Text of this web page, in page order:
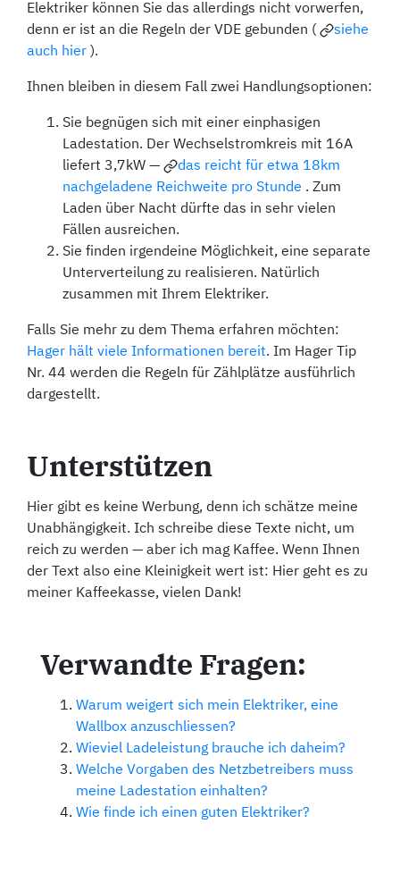
Elektriker können Sie das allerdings nicht vorwerfen,
denn er ist an die Regeln der VDE gebunden (
siehe
auch hier ).
Ihnen bleiben in diesem Fall zwei Handlungsoptionen:
Sie begnügen sich mit einer einphasigen
Ladestation. Der Wechselstromkreis mit 16A
liefert 3,7kW —
das reicht für etwa 18km
nachgeladene Reichweite pro Stunde . Zum
Laden über Nacht dürfte das in sehr vielen
Fällen ausreichen.
Sie finden irgendeine Möglichkeit, eine separate
Unterverteilung zu realisieren. Natürlich
zusammen mit Ihrem Elektriker.
Falls Sie mehr zu dem Thema erfahren möchten:
Hager hält viele Informationen bereit. Im Hager Tip
Nr. 44 werden die Regeln für Zählplätze ausführlich
dargestellt.
Unterstützen
Hier gibt es keine Werbung, denn ich schätze meine
Unabhängigkeit. Ich schreibe diese Texte nicht, um
reich zu werden — aber ich mag Kaffee. Wenn Ihnen
der Text also eine Kleinigkeit wert ist: Hier geht es zu
meiner Kaffeekasse, vielen Dank!
Verwandte Fragen:
Warum weigert sich mein Elektriker, eine
Wallbox anzuschliessen?
Wieviel Ladeleistung brauche ich daheim?
Welche Vorgaben des Netzbetreibers muss
meine Ladestation einhalten?
Wie finde ich einen guten Elektriker?